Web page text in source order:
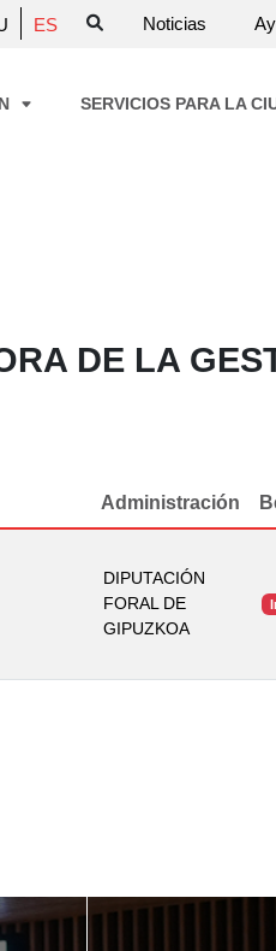
ES Noticias
SERVICIOS PARA LA
DE LA
Administración
DIPUTACIÓN
FORAL DE
GIPUZKOA